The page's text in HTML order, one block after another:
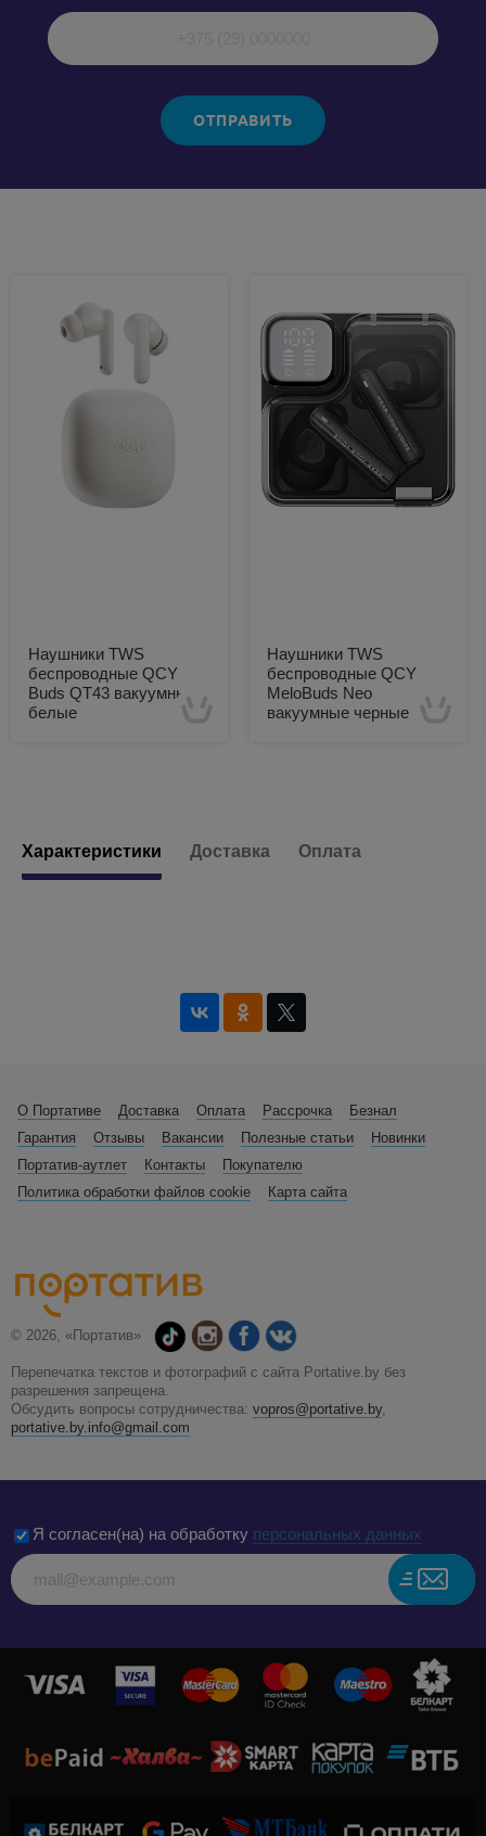
ОТПРАВИТЬ
Наушники TWS
беспроводные QCY
Buds QT43 вакуумные
белые
Наушники TWS
беспроводные QCY
MeloBuds Neo
вакуумные черные
Характеристики Доставка Оплата
О Портативе Доставка Оплата Рассрочка
Безнал
Гарантия
Отзывы Вакансии Полезные статьи
Новинки
Портатив-аутлет
Контакты
Покупателю
Политика обработки файлов cookie
Карта сайта
© 2026, «Портатив»
Перепечатка текстов и фотографий с сайта Portative.by без
разрешения запрещена.
Обсудить вопросы сотрудничества: vopros@portative.by,
portative.by.info@gmail.com
Я согласен(на) на обработку персональных данных